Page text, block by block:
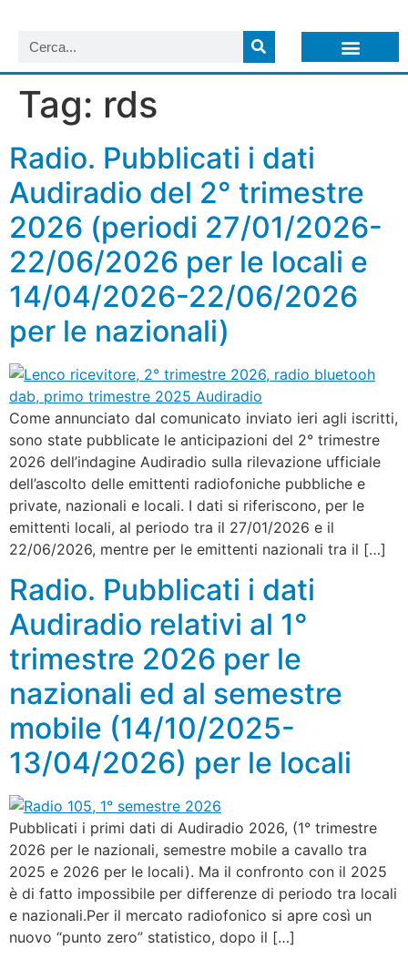
Tag: rds
Radio. Pubblicati i dati
Audiradio del 2° trimestre
2026 (periodi 27/01/2026-
22/06/2026 per le locali e
14/04/2026-22/06/2026
per le nazionali)
Come annunciato dal comunicato inviato ieri agli iscritti,
sono state pubblicate le anticipazioni del 2° trimestre
2026 dell’indagine Audiradio sulla rilevazione ufficiale
dell’ascolto delle emittenti radiofoniche pubbliche e
private, nazionali e locali. I dati si riferiscono, per le
emittenti locali, al periodo tra il 27/01/2026 e il
22/06/2026, mentre per le emittenti nazionali tra il […]
Radio. Pubblicati i dati
Audiradio relativi al 1°
trimestre 2026 per le
nazionali ed al semestre
mobile (14/10/2025-
13/04/2026) per le locali
Pubblicati i primi dati di Audiradio 2026, (1° trimestre
2026 per le nazionali, semestre mobile a cavallo tra
2025 e 2026 per le locali). Ma il confronto con il 2025
è di fatto impossibile per differenze di periodo tra locali
e nazionali.Per il mercato radiofonico si apre così un
nuovo “punto zero” statistico, dopo il […]